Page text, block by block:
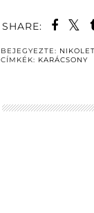
SHARE:
BEJEGYEZTE:
CÍMKÉK: KARÁCSONY